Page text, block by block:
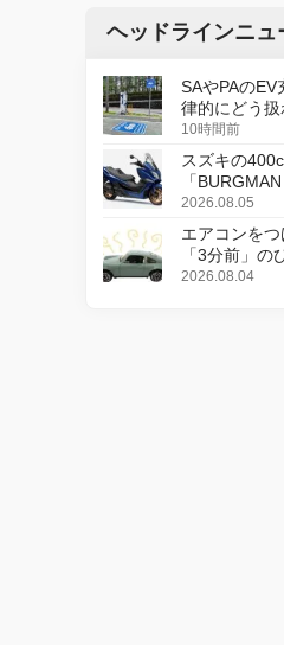
ヘッドラインニュ
SAやPAの
律的にどう扱
10時間前
スズキの
「
更し、8月18
2026.08.05
エアコンを
「3分前」
2026.08.04